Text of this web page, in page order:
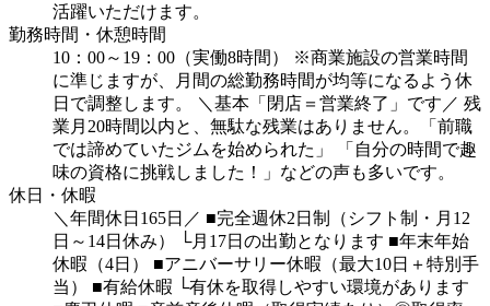
活躍いただけます。
勤務時間・休憩時間
10：00～19：00（実働8時間）
※商業施設の営業時間
に準じますが、月間の総勤務時間が均等になるよう休
日で調整します。
＼基本「閉店＝営業終了」です／ 残
業月20時間以内と、無駄な残業はありません。「前職
では諦めていたジムを始められた」
「自分の時間で趣
味の資格に挑戦しました！」などの声も多いです。
休日・休暇
＼年間休日165日／ ■完全週休2日制（シフト制・月12
日～14日休み）
└月17日の出勤となります ■年末年始
休暇（4日）
■アニバーサリー休暇（最大10日＋特別手
当）
■有給休暇 └有休を取得しやすい環境があります